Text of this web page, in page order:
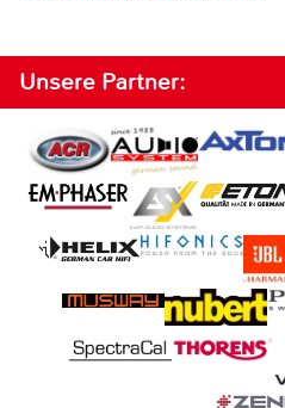
Unsere Partner: